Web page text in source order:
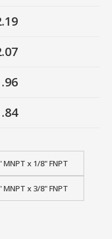
MNPT x 1/8" FNPT
MNPT x 3/8" FNPT